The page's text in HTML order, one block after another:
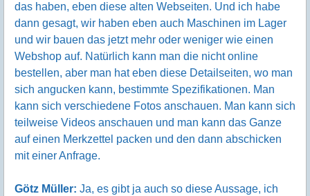
das haben, eben diese alten Webseiten. Und ich habe
dann gesagt, wir haben eben auch Maschinen im Lager
und wir bauen das jetzt mehr oder weniger wie einen
Webshop auf. Natürlich kann man die nicht online
bestellen, aber man hat eben diese Detailseiten, wo man
sich angucken kann, bestimmte Spezifikationen. Man
kann sich verschiedene Fotos anschauen. Man kann sich
teilweise Videos anschauen und man kann das Ganze
auf einen Merkzettel packen und den dann abschicken
mit einer Anfrage.
Götz Müller: Ja, es gibt ja auch so diese Aussage, ich